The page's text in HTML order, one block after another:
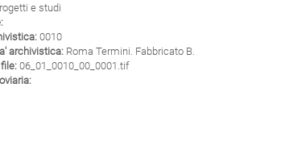
e studi
0010
archivistica:Roma Termini. Fabbricato B.
06_01_0010_00_0001.tif